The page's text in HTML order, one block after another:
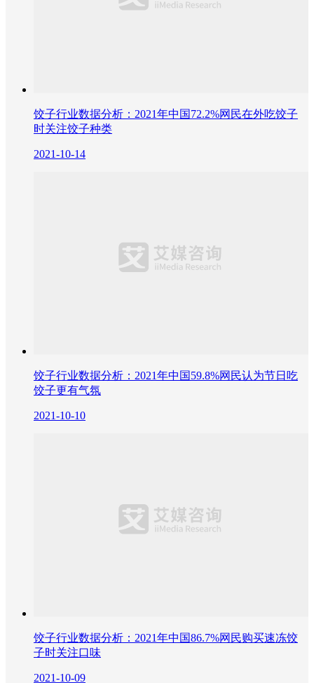
饺子行业数据分析：2021年中国72.2%网民在外吃饺子
时关注饺子种类
2021-10-14
饺子行业数据分析：2021年中国59.8%网民认为节日吃
饺子更有气氛
2021-10-10
饺子行业数据分析：2021年中国86.7%网民购买速冻饺
子时关注口味
2021-10-09